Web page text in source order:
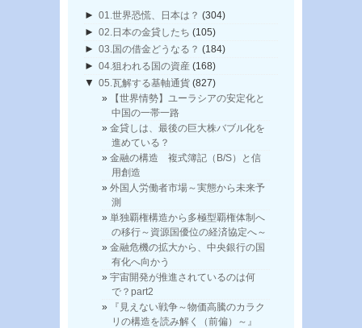
► 01.世界恐慌、日本は？ (304)
► 02.日本の金貸したち (105)
► 03.国の借金どうなる？ (184)
► 04.狙われる国の資産 (168)
▼ 05.瓦解する基軸通貨 (827)
【世界情勢】ユーラシアの安定化と
中国の一帯一路
金貸しは、最後の巨大株バブル化を
進めている？
金融の構造 複式簿記（B/S）と信
用創造
外国人労働者市場～実態から未来予
測
単独覇権構造から多極型覇権体制へ
の移行～資源国優位の経済協定へ～
金融危機の拡大から、中央銀行の国
有化へ向かう
宇宙開発が推進されているのは何
で？part2
『見えない戦争～物価高騰のカラク
リの構造を読み解く（前偏）～』